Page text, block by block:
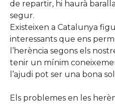
de repartir, hi haurà
segur.
Existeixen a Catalunya
interessants que ens
l’herència segons els
tenir un mínim
l’ajudi pot ser una bona
Els problemes en les